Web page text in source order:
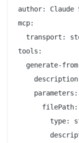
author:
mcp:
transport:
tools:
generate-
    parameters:
      filePath:
type: